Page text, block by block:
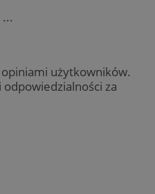
użytkowników.
za